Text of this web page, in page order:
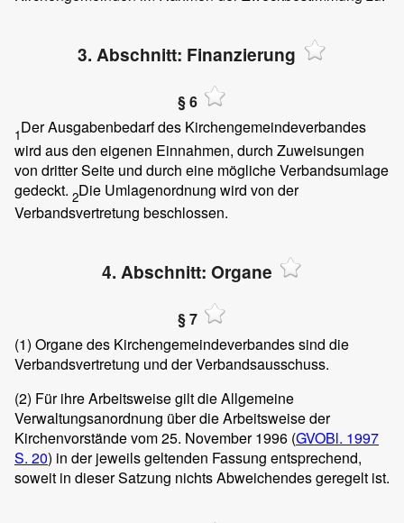
3. Abschnitt: Finanzierung
§ 6
1Der Ausgabenbedarf des Kirchengemeindeverbandes
wird aus den eigenen Einnahmen, durch Zuweisungen
von dritter Seite und durch eine mögliche Verbandsumlage
gedeckt. 2Die Umlagenordnung wird von der
Verbandsvertretung beschlossen.
4. Abschnitt: Organe
§ 7
(1) Organe des Kirchengemeindeverbandes sind die
Verbandsvertretung und der Verbandsausschuss.
(2) Für ihre Arbeitsweise gilt die Allgemeine
Verwaltungsanordnung über die Arbeitsweise der
Kirchenvorstände vom 25. November 1996 (GVOBl. 1997
S. 20) in der jeweils geltenden Fassung entsprechend,
soweit in dieser Satzung nichts Abweichendes geregelt ist.